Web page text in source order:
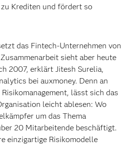
Krediten und fördert so
das Fintech-Unternehmen von
sieht aber heute
2007, erklärt Jitesh Surelia,
bei auxmoney. Denn an
Risikomanagement, lässt sich das
leicht ablesen: Wo
um das Thema
20 Mitarbeitende beschäftigt.
einzigartige Risikomodelle